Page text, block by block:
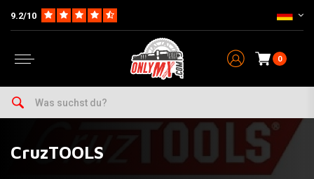
9.2/10
0
CruzTOOLS